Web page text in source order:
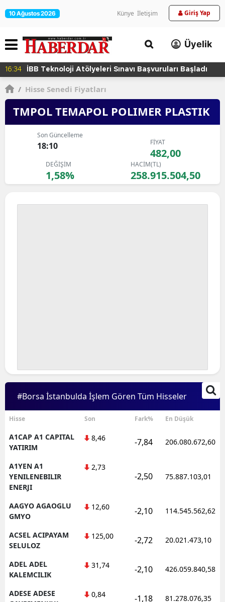
10 Ağustos 2026 Künye İletişim Giriş Yap
Üyelik
16:34 İBB Teknoloji Atölyeleri Sınavı Başvuruları Başladı
/ Hisse Senedi Fiyatları
TMPOL TEMAPOL POLIMER PLASTIK
Son Güncelleme
18:10 FİYAT
482,00
DEĞİŞİM
1,58%
HACİM(TL)
258.915.504,50
#Borsa İstanbulda İşlem Gören Tüm Hisseler
Hisse Son Fark% En Düşük
A1CAP A1 CAPITAL
YATIRIM
8,46 -7,84 206.080.672,60
A1YEN A1
YENILENEBILIR
ENERJI
2,73
-2,50 75.887.103,01
AAGYO AGAOGLU
GMYO
12,60 -2,10 114.545.562,62
ACSEL ACIPAYAM
SELULOZ
125,00 -2,72 20.021.473,10
ADEL ADEL
KALEMCILIK
31,74 -2,10 426.059.840,58
ADESE ADESE
0,84 -1,18 81.278.076,35